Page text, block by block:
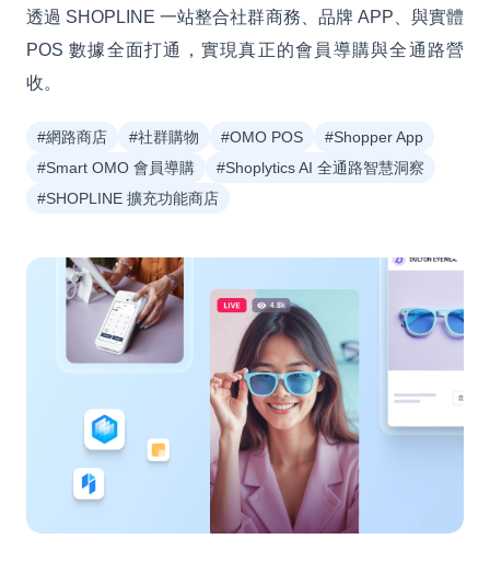
透過 SHOPLINE 一站整合社群商務、品牌 APP、與實體
POS 數據全面打通，實現真正的會員導購與全通路營
收。
#網路商店 #社群購物 #OMO POS
#Shopper App
#Smart OMO 會員導購
#Shoplytics AI 全通路智慧洞察
#SHOPLINE 擴充功能商店